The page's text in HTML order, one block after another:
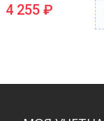
4 255 ₽